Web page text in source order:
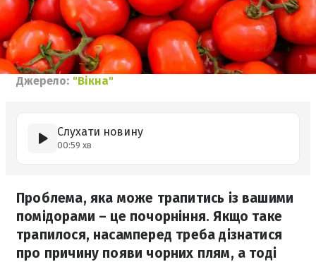
Джерело: "Вікна"
Слухати новину
00:59 хв
Проблема, яка може трапитись із вашими
помідорами – це почорніння. Якщо таке
трапилося, насамперед треба дізнатися
про причину появи чорних плям, а тоді